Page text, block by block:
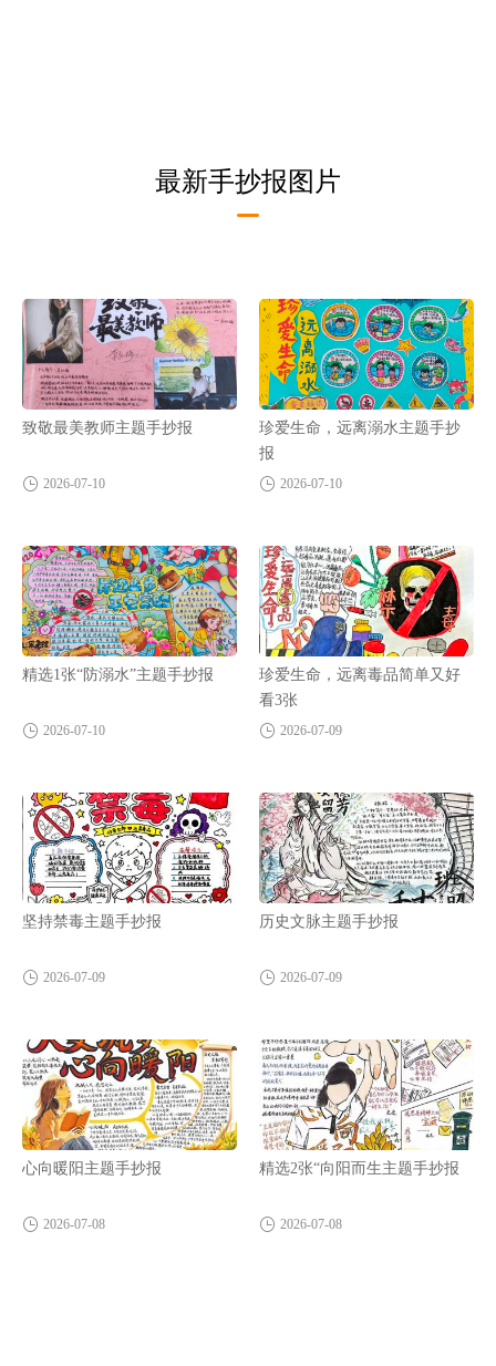
最新手抄报图片
致敬最美教师主题手抄报
2026-07-10
珍爱生命，远离溺水主题手抄
报
2026-07-10
精选1张“防溺水”主题手抄报
2026-07-10
珍爱生命，远离毒品简单又好
看3张
2026-07-09
坚持禁毒主题手抄报
2026-07-09
历史文脉主题手抄报
2026-07-09
心向暖阳主题手抄报
2026-07-08
精选2张“向阳而生主题手抄报
2026-07-08